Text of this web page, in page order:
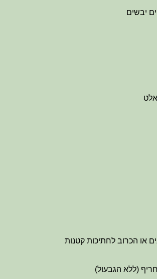
או הכרוב לחתיכות קטנות
(ללא הגבעול)